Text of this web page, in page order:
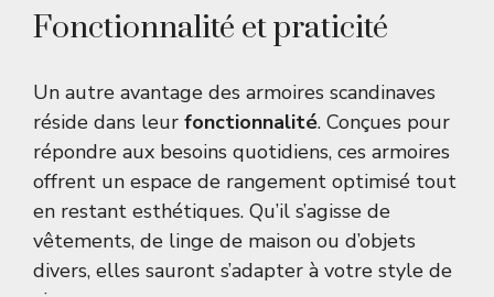
Fonctionnalité et praticité
Un autre avantage des armoires scandinaves
réside dans leur fonctionnalité. Conçues pour
répondre aux besoins quotidiens, ces armoires
offrent un espace de rangement optimisé tout
en restant esthétiques. Qu’il s’agisse de
vêtements, de linge de maison ou d’objets
divers, elles sauront s’adapter à votre style de